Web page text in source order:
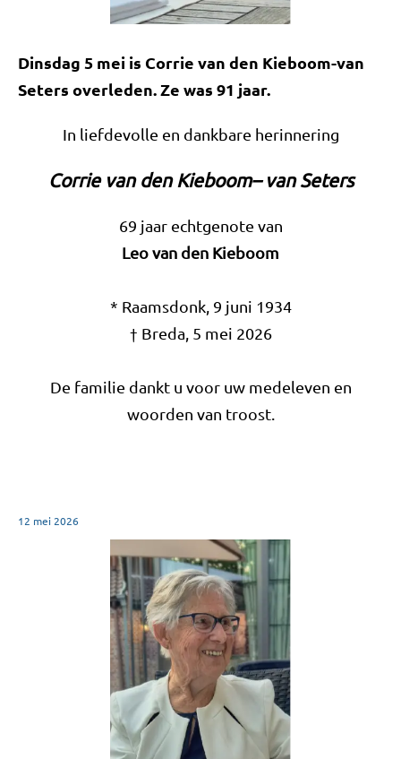
Dinsdag 5 mei is Corrie van den Kieboom-van
Seters overleden. Ze was 91 jaar.
In liefdevolle en dankbare herinnering
Corrie van den Kieboom– van Seters
69 jaar echtgenote van
Leo van den Kieboom
* Raamsdonk, 9 juni 1934
† Breda, 5 mei 2026
De familie dankt u voor uw medeleven en
woorden van troost.
12 mei 2026